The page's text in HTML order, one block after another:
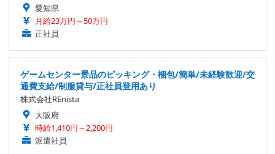
愛知県
月給23万円～50万円
正社員
ゲームセンター景品のピッキング・梱包/簡単/未経験歓迎/交
通費支給/制服貸与/正社員登用あり
株式会社REnista
大阪府
時給1,410円～2,200円
派遣社員